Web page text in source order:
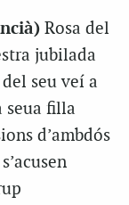
Rosa del
jubilada
seu veí a
seua filla
d’ambdós